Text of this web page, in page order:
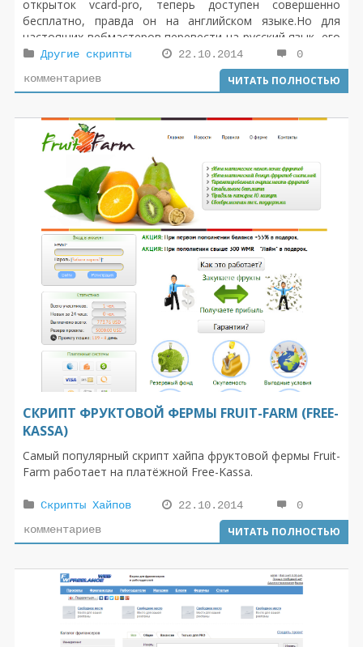
открыток vcard-pro, теперь доступен совершенно
бесплатно, правда он на английском языке.Но для
настоящих вебмастеров перевести на русский язык, его
не проблема, главное терпение и время. Тестируем
скрипт открыток на бесплатном хостинге, ведь он
найден из открытых источников, а значит могут быть
открыток, vcard-pro можно быстро по прямой ссылке
Яндекс диска.
Другие скрипты 22.10.2014
0
комментариев
ЧИТАТЬ ПОЛНОСТЬЮ
СКРИПТ ФРУКТОВОЙ ФЕРМЫ FRUIT-FARM (FREE-
KASSA)
Самый популярный скрипт хайпа фруктовой фермы Fruit-
Farm работает на платёжной Free-Kassa.
Скрипты Хайпов 22.10.2014
0
комментариев
ЧИТАТЬ ПОЛНОСТЬЮ